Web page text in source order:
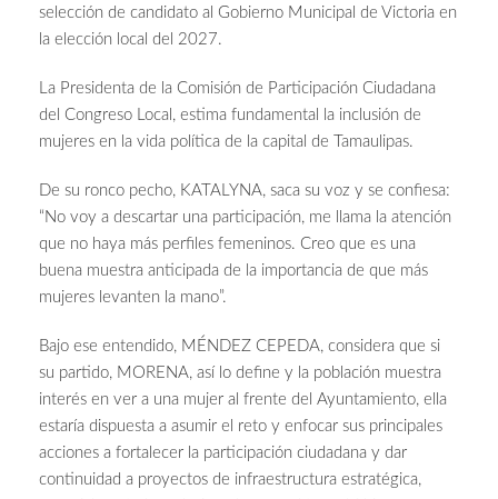
selección de candidato al Gobierno Municipal de Victoria en
la elección local del 2027.
La Presidenta de la Comisión de Participación Ciudadana
del Congreso Local, estima fundamental la inclusión de
mujeres en la vida política de la capital de Tamaulipas.
De su ronco pecho, KATALYNA, saca su voz y se confiesa:
“No voy a descartar una participación, me llama la atención
que no haya más perfiles femeninos. Creo que es una
buena muestra anticipada de la importancia de que más
mujeres levanten la mano”.
Bajo ese entendido, MÉNDEZ CEPEDA, considera que si
su partido, MORENA, así lo define y la población muestra
interés en ver a una mujer al frente del Ayuntamiento, ella
estaría dispuesta a asumir el reto y enfocar sus principales
acciones a fortalecer la participación ciudadana y dar
continuidad a proyectos de infraestructura estratégica,